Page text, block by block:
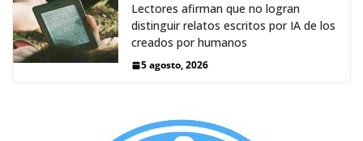
Lectores afirman que no logran
distinguir relatos escritos por IA de los
creados por humanos
5 agosto, 2026